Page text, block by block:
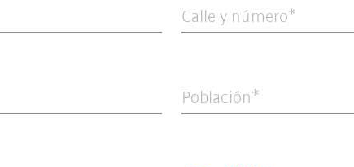
Calle y número
Población